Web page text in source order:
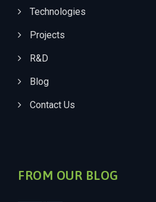
Technologies
Projects
R&D
Blog
Contact Us
FROM OUR BLOG